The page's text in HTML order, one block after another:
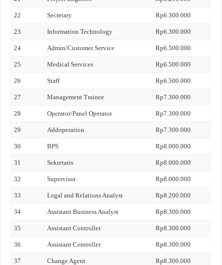
22 Secretary Rp6.300.000
23 Information Technology Rp6.300.000
24 Admin/Customer Service Rp6.500.000
25 Medical Services Rp6.500.000
26 Staff Rp6.500.000
27 Management Trainee Rp7.300.000
28 Operator/Panel Operator Rp7.300.000
29 Addoperation Rp7.300.000
30 BPS Rp8.000.000
31 Sekretaris Rp8.000.000
32 Supervisor Rp8.000.000
33 Legal and Relations Analyst Rp8.200.000
34 Assistant Business Analyst Rp8.300.000
35 Assistant Controller Rp8.300.000
36 Assistant Controller Rp8.300.000
37 Change Agent Rp8.300.000